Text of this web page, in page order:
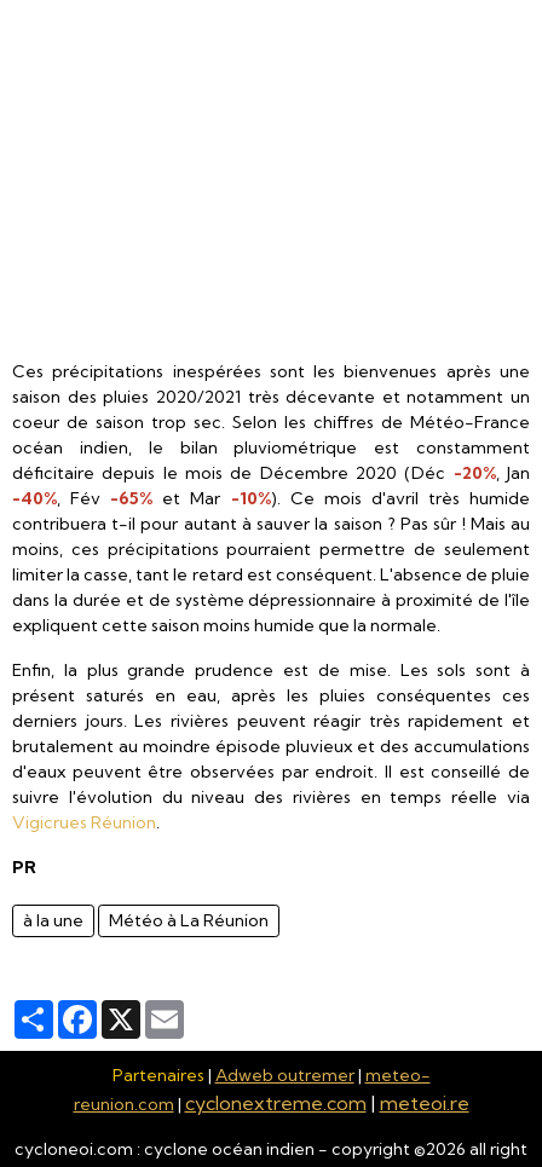
Ces précipitations inespérées sont les bienvenues après une
saison des pluies 2020/2021 très décevante et notamment un
coeur de saison trop sec. Selon les chiffres de Météo-France
océan indien, le bilan pluviométrique est constamment
déficitaire depuis le mois de Décembre 2020 (Déc -20%, Jan
-40%, Fév -65% et Mar -10%). Ce mois d'avril très humide
contribuera t-il pour autant à sauver la saison ? Pas sûr ! Mais au
moins, ces précipitations pourraient permettre de seulement
limiter la casse, tant le retard est conséquent. L'absence de pluie
dans la durée et de système dépressionnaire à proximité de l'île
expliquent cette saison moins humide que la normale.
Enfin, la plus grande prudence est de mise. Les sols sont à
présent saturés en eau, après les pluies conséquentes ces
derniers jours. Les rivières peuvent réagir très rapidement et
brutalement au moindre épisode pluvieux et des accumulations
d'eaux peuvent être observées par endroit. Il est conseillé de
suivre l'évolution du niveau des rivières en temps réelle via
Vigicrues Réunion.
PR
à la une Météo à La Réunion
PartagerFacebook
X
Partenaires | Adweb outremer| meteo-
reunion.com | cyclonextreme.com | meteoi.re
cycloneoi.com : cyclone océan indien - copyright ©2026 all right